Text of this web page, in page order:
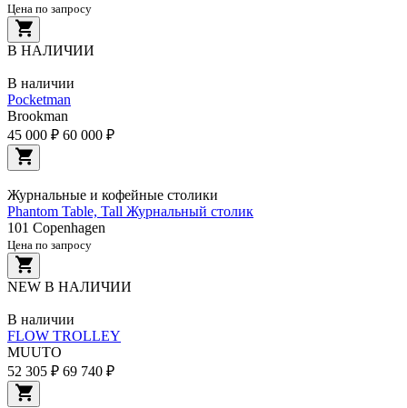
Цена по запросу
В НАЛИЧИИ
В наличии
Pocketman
Brookman
45 000 ₽ 60 000 ₽
Журнальные и кофейные столики
Phantom Table, Tall Журнальный столик
101 Copenhagen
Цена по запросу
NEW В НАЛИЧИИ
В наличии
FLOW TROLLEY
MUUTO
52 305 ₽ 69 740 ₽